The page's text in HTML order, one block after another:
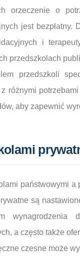
orzeczenie o
jest bezpłatny.
i
przedszkolach
przedszkoli
różnymi
aby zapewnić
państwowymi
są
wynagrodzenia
a często także
czesne może